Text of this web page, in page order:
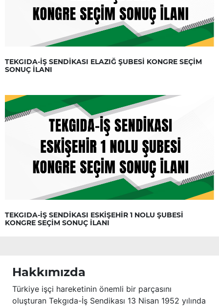
TEKGIDA-İŞ SENDİKASI ELAZIĞ ŞUBESİ KONGRE SEÇİM
SONUÇ İLANI
TEKGIDA-İŞ SENDİKASI ESKİŞEHİR 1 NOLU ŞUBESİ
KONGRE SEÇİM SONUÇ İLANI
Hakkımızda
Türkiye işçi hareketinin önemli bir parçasını
oluşturan Tekgıda-İş Sendikası 13 Nisan 1952 yılında